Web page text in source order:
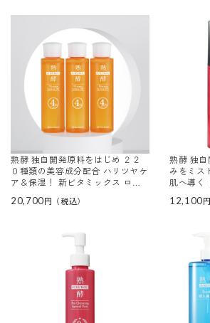
熟酵 独自開発原料をはじめ ２２
０種類の美容成分配合 ハリツヤケ
ア＆保湿！ 新ビタミックス ロー
20,700
熟酵 独
みをミス
肌へ導く
12,100